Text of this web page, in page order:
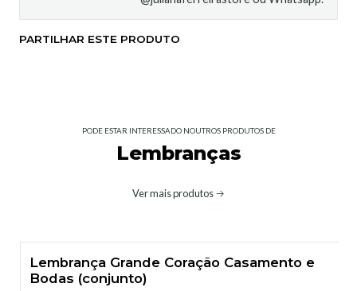
PARTILHAR ESTE PRODUTO
PODE ESTAR INTERESSADO NOUTROS PRODUTOS DE
Lembranças
Ver mais produtos
Lembrança Grande Coração Casamento e
Bodas (conjunto)